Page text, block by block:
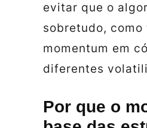
evitar que o
sobretudo,
momentum em
diferentes
Por que o